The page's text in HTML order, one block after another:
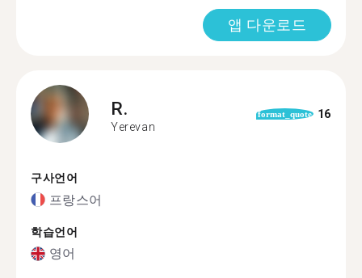
앱 다운로드
R.
Yerevan
format_quote 16
구사언어
프랑스어
학습언어
영어